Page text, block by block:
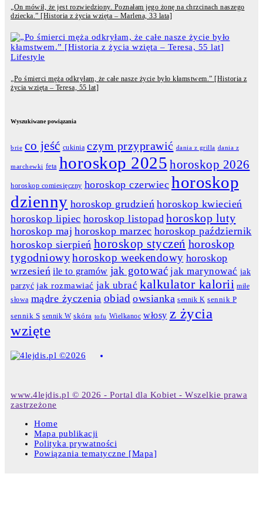
„On mówił, że jest rozwiedziony. Poznałam jego żonę na chrzcinach naszego
dziecka.” [Historia z życia wzięta – Marlena, 33 lata]
Lifestyle
„Po śmierci męża odkryłam, że całe nasze życie było kłamstwem.” [Historia z
życia wzięta – Teresa, 55 lat]
Wyszukiwane powiązania
brie co jeść cukinia czym przyprawić dania z grilla dania z
marchewki feta horoskop 2025 horoskop 2026
horoskop comiesięczny horoskop czerwiec horoskop
dzienny horoskop grudzień horoskop kwiecień
horoskop lipiec horoskop listopad horoskop luty
horoskop maj horoskop marzec horoskop październik
horoskop sierpień horoskop styczeń horoskop
tygodniowyhoroskop weekendowy horoskop
wrzesień ile to gramów jak gotować jak marynować jak
parzyć jak rozmawiać jak ubrać kalkulator kalorii miłe
słowa mądre życzenia obiad owsianka sennik K sennik P
sennik S sennik W skóra tofu Wielkanoc włosy z życia
wzięte
www.4lejdis.pl © 2026 - Portal dla Kobiet - Wszelkie prawa
zastrzeżone
Home
Mapa publikacji
Polityka prywatności
Powiązania tematyczne [Mapa]